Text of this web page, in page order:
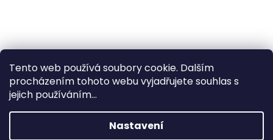
Tento web používá soubory cookie. Dalším
procházením tohoto webu vyjadřujete souhlas s
jejich používáním...
Nastavení
×
Hledáte nejvýhodnější cenu? Získáte jí
pomocíregistrace